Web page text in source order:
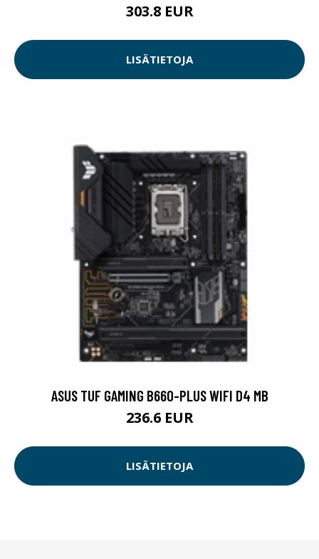
303.8 EUR
LISÄTIETOJA
ASUS TUF GAMING B660-PLUS WIFI D4 MB
236.6 EUR
LISÄTIETOJA